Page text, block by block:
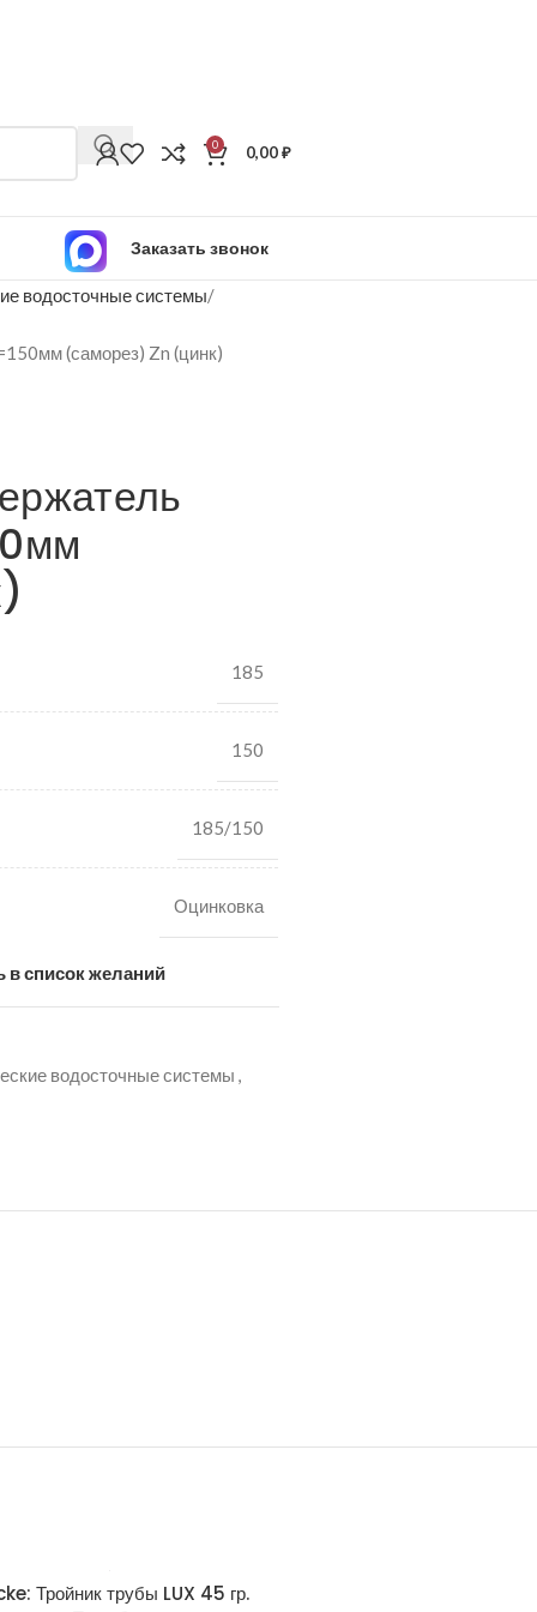
0 0,00₽
Заказать звонок
водосточные системы
(саморез) Zn (цинк)
185
150
185/150
Оцинковка
в список желаний
водосточные системы ,
Тройник трубы LUX 45 гр.